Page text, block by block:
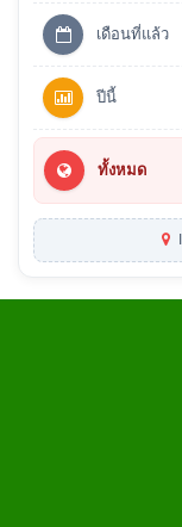
เดือนที่แล้ว
ปีนี้
ทั้งหมด